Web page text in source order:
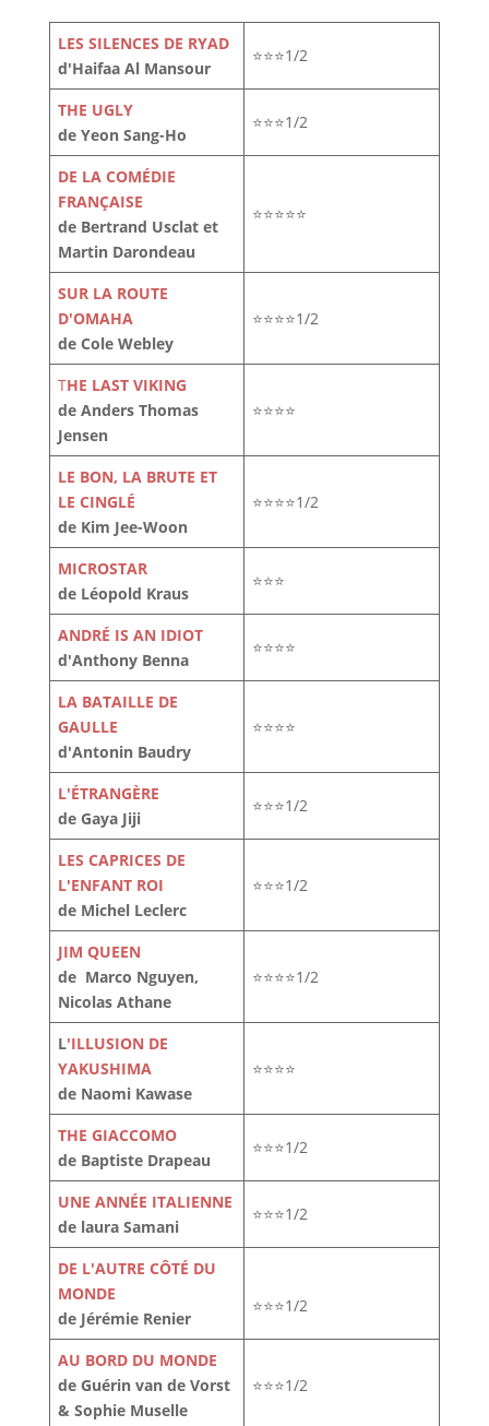
LES SILENCES DE RYAD
d'Haifaa Al Mansour
⭐⭐⭐1/2
THE UGLY
de Yeon Sang-Ho
⭐⭐⭐1/2
DE LA COMÉDIE
FRANÇAISE
de Bertrand Usclat et
Martin Darondeau
⭐⭐⭐⭐⭐
SUR LA ROUTE
D'OMAHA
de Cole Webley
⭐⭐⭐⭐1/2
THE LAST VIKING
de Anders Thomas
Jensen
⭐⭐⭐⭐
LE BON, LA BRUTE ET
LE CINGLÉ
de Kim Jee-Woon
⭐⭐⭐⭐1/2
MICROSTAR
de Léopold Kraus
⭐⭐⭐
ANDRÉ IS AN IDIOT
d'Anthony Benna
⭐⭐⭐⭐
LA BATAILLE DE
GAULLE
d'Antonin Baudry
⭐⭐⭐⭐
L'ÉTRANGÈRE
de Gaya Jiji
⭐⭐⭐1/2
LES CAPRICES DE
L'ENFANT ROI
de Michel Leclerc
⭐⭐⭐1/2
JIM QUEEN
de Marco Nguyen,
Nicolas Athane
⭐⭐⭐⭐1/2
L'ILLUSION DE
YAKUSHIMA
de Naomi Kawase
⭐⭐⭐⭐
THE GIACCOMO
de Baptiste Drapeau
⭐⭐⭐1/2
UNE ANNÉE ITALIENNE
de laura Samani
⭐⭐⭐1/2
DE L'AUTRE CÔTÉ DU
MONDE
de Jérémie Renier
⭐⭐⭐1/2
AU BORD DU MONDE
de Guérin van de Vorst
& Sophie Muselle
⭐⭐⭐1/2